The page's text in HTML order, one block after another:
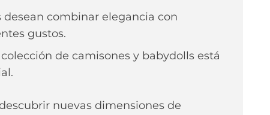
combinar elegancia con
gustos.
de camisones y babydolls está
nuevas dimensiones de